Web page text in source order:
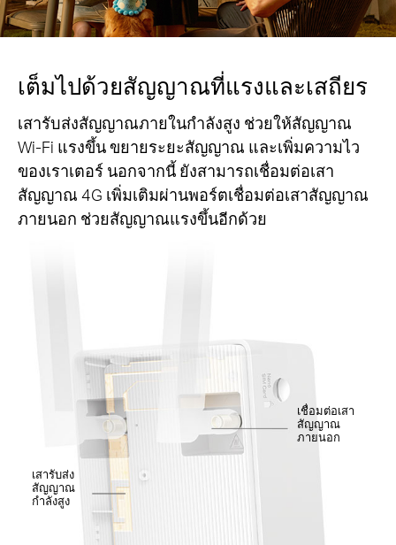
เต็มไปด้วยสัญญาณที่แรงและเสถียร
เสารับส่งสัญญาณภายในกำลังสูง ช่วยให้สัญญาณ
Wi-Fi แรงขึ้น ขยายระยะสัญญาณ และเพิ่มความไว
ของเราเตอร์ นอกจากนี้ ยังสามารถเชื่อมต่อเสา
สัญญาณ 4G เพิ่มเติมผ่านพอร์ตเชื่อมต่อเสาสัญญาณ
ภายนอก ช่วยสัญญาณแรงขึ้นอีกด้วย
เสารับส่ง
สัญญาณ
กำลังสูง
เชื่อมต่อเสา
สัญญาณ
ภายนอก